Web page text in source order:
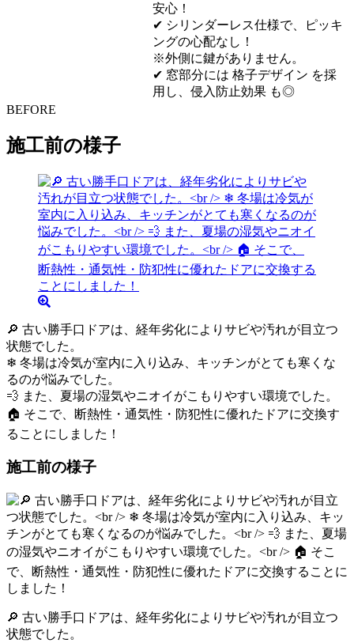
安心！
✔ シリンダーレス仕様で、ピッキ
ングの心配なし！
※外側に鍵がありません。
✔ 窓部分には 格子デザイン を採
用し、侵入防止効果 も◎
BEFORE
施工前の様子
🔎 古い勝手口ドアは、経年劣化によりサビや汚れが目立つ
状態でした。
❄ 冬場は冷気が室内に入り込み、キッチンがとても寒くな
るのが悩みでした。
💨 また、夏場の湿気やニオイがこもりやすい環境でした。
🏠 そこで、断熱性・通気性・防犯性に優れたドアに交換す
ることにしました！
施工前の様子
🔎 古い勝手口ドアは、経年劣化によりサビや汚れが目立つ
状態でした。